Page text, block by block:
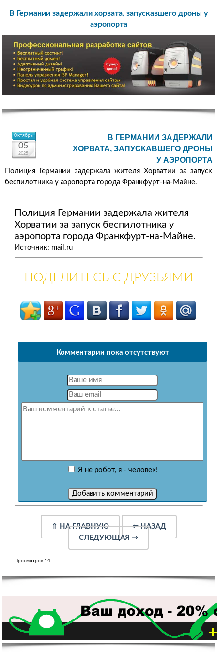
В Германии задержали хорвата, запускавшего дроны у
аэропорта
Октябрь
05
2025
В ГЕРМАНИИ ЗАДЕРЖАЛИ
ХОРВАТА, ЗАПУСКАВШЕГО ДРОНЫ
У АЭРОПОРТА
Полиция Германии задержала жителя Хорватии за запуск
беспилотника у аэропорта города Франкфурт-на-Майне.
Полиция Германии задержала жителя
Хорватии за запуск беспилотника у
аэропорта города Франкфурт-на-Майне.
Источник: mail.ru
ПОДЕЛИТЕСЬ С ДРУЗЬЯМИ
Комментарии пока отсутствуют
Я не робот, я - человек!
⇑ НА ГЛАВНУЮ ⇐НАЗАД
СЛЕДУЮЩАЯ⇒
Просмотров 14